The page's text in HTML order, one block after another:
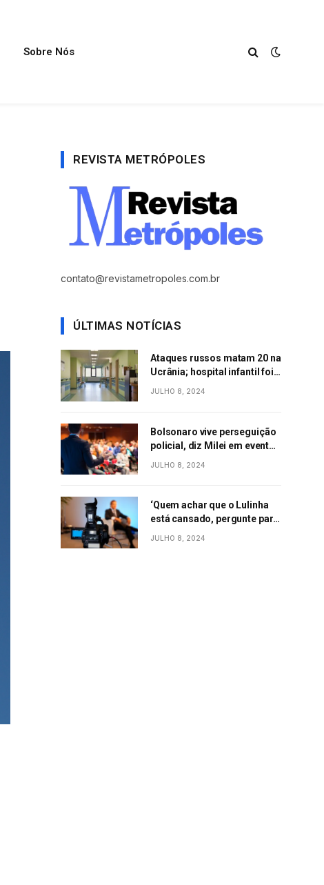
Sobre Nós
REVISTA METRÓPOLES
contato@revistametropoles.com.br
ÚLTIMAS NOTÍCIAS
Ataques russos matam 20 na
Ucrânia; hospital infantil foi
JULHO 8, 2024
Bolsonaro vive perseguição
policial, diz Milei em evento
JULHO 8, 2024
‘Quem achar que o Lulinha
está cansado, pergunte para
Janja’, diz Lula durante
JULHO 8, 2024